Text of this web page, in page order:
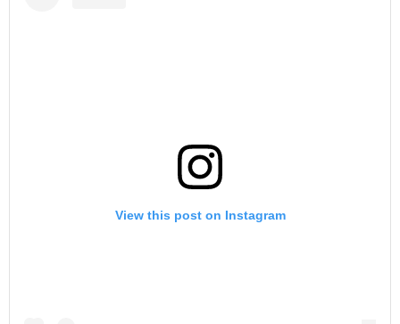
View this post on Instagram